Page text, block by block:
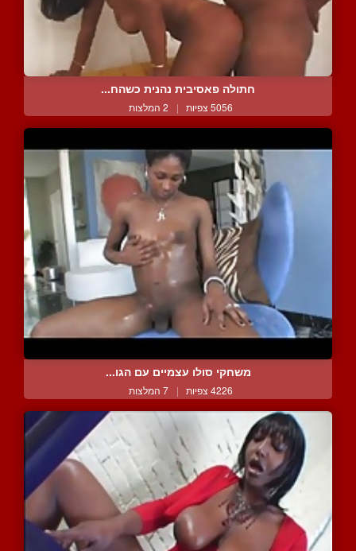
חתולה פאסיבית נהנית כשהח...
5056 צפיות | 2 המלצות
משחקי סולו עצמיים עם הגו...
4226 צפיות | 7 המלצות